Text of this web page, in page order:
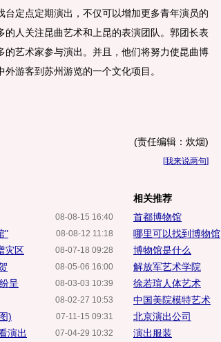
定点定期演出，不仅可以增加更多青年演员的
人关注昆曲艺术和上昆的表演团队。郭团长表
艺术家参与演出。并且，他们将努力使昆曲博
游客到苏州游览的一个文化项目。
(责任编辑：炊烟)
[我来说两句]
08-08-15 16:40
08-08-12 11:18
"
08-07-18 09:28
灾区
08-05-06 16:00
08-03-03 10:39
呈
08-02-27 10:53
07-11-15 09:31
)
07-04-29 10:32
演出
相关推荐
首都博物馆
哪里可以找到博物馆
博物馆是什么
解放军艺术学院
徐若瑄人体艺术
中国美院模特艺术
北京演出公司
演出服装